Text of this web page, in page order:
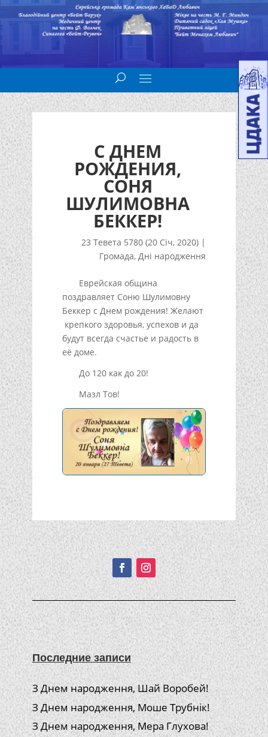
С ДНЕМ
РОЖДЕНИЯ,
СОНЯ
ШУЛИМОВНА
БЕККЕР!
23 Тевета 5780 (20 Січ, 2020) |
Громада,Дні народження
Еврейская община
поздравляет Соню Шулимовну
Беккер с Днем рождения! Желают
крепкого здоровья, успехов и да
будут всегда счастье и радость в
её доме.
До 120 как до 20!
Мазл Тов!
Подписывайтесь!
Последние записи
З Днем народження, Шай Воробей!
З Днем народження, Моше Трубнік!
З Днем народження, Мера Глухова!